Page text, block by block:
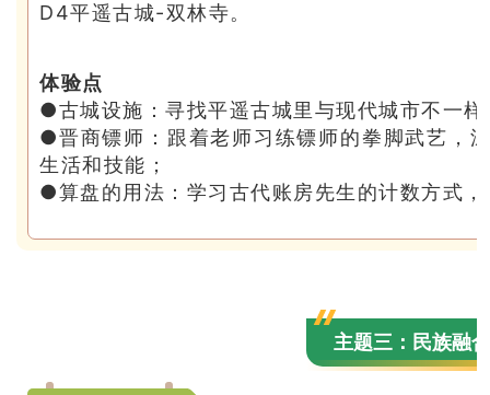
D4平遥古城-双林寺。
体验点
●古城设施：寻找平遥古城里与现代城市不一
●晋商镖师：跟着老师习练镖师的拳脚武艺，
生活和技能；
●算盘的用法：学习古代账房先生的计数方式
主题三：民族融合